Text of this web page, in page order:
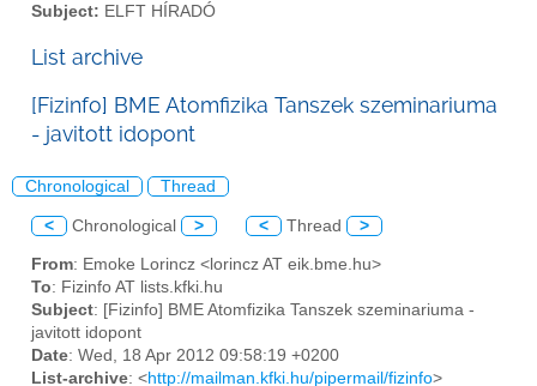
Subject: ELFT HÍRADÓ
List archive
[Fizinfo] BME Atomfizika Tanszek szeminariuma
- javitott idopont
Chronological Thread
< Chronological > < Thread >
From: Emoke Lorincz <lorincz AT eik.bme.hu>
To: Fizinfo AT lists.kfki.hu
Subject: [Fizinfo] BME Atomfizika Tanszek szeminariuma -
javitott idopont
Date: Wed, 18 Apr 2012 09:58:19 +0200
List-archive: <http://mailman.kfki.hu/pipermail/fizinfo>